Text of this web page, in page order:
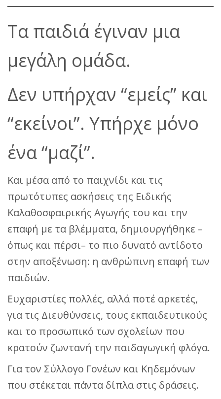
Τα παιδιά έγιναν μια
μεγάλη ομάδα.
Δεν υπήρχαν “εμείς” και
“εκείνοι”. Υπήρχε μόνο
ένα “μαζί”.
Και μέσα από το παιχνίδι και τις
πρωτότυπες ασκήσεις της Ειδικής
Καλαθοσφαιρικής Αγωγής του και την
επαφή με τα βλέμματα, δημιουργήθηκε –
όπως και πέρσι– το πιο δυνατό αντίδοτο
στην αποξένωση: η ανθρώπινη επαφή των
παιδιών.
Ευχαριστίες πολλές, αλλά ποτέ αρκετές,
για τις Διευθύνσεις, τους εκπαιδευτικούς
και το προσωπικό των σχολείων που
κρατούν ζωντανή την παιδαγωγική φλόγα.
Για τον Σύλλογο Γονέων και Κηδεμόνων
που στέκεται πάντα δίπλα στις δράσεις.